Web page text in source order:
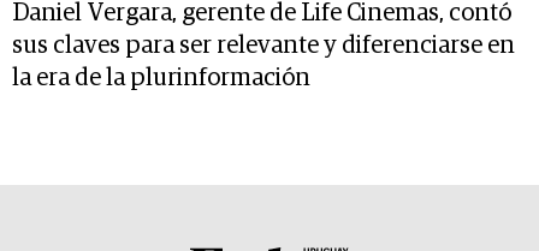
Daniel Vergara, gerente de Life Cinemas, contó
sus claves para ser relevante y diferenciarse en
la era de la plurinformación